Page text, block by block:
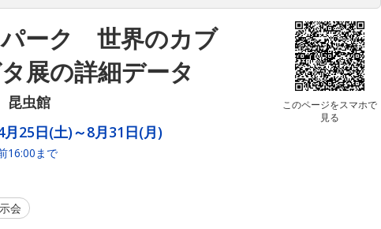
ーク 世界のカブ
展の詳細データ
昆虫館
このページをスマホで
見る
月25日(土)～8月31日(月)
16:00まで
会